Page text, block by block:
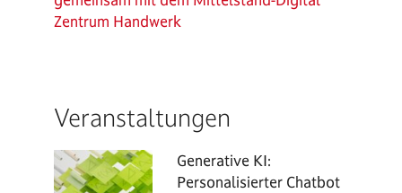
Zentrum Handwerk
Veranstaltungen
Generative KI:
Personalisierter Chatbot